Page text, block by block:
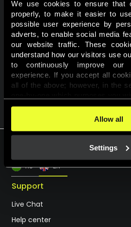
We use cookies to ensure that
properly, to make it easier to
possible user experience by
adverts, to enable social media
our website traffic. These
understand how our visitors use
to continuously improve
experience. If you accept all
all of the above; however, in the
the cookies that are essential for
You can find more information
Allow all
Settings
A nyereményjátékban való
fiókodban a személyes profiloldalon
hogy részt kívánsz venni a
Részvételi feltételek
Support
Live Chat
Help center
HU EN